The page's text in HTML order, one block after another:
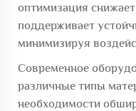
оптимизация
поддерживает
минимизируя
Современное
различные типы
необходимости